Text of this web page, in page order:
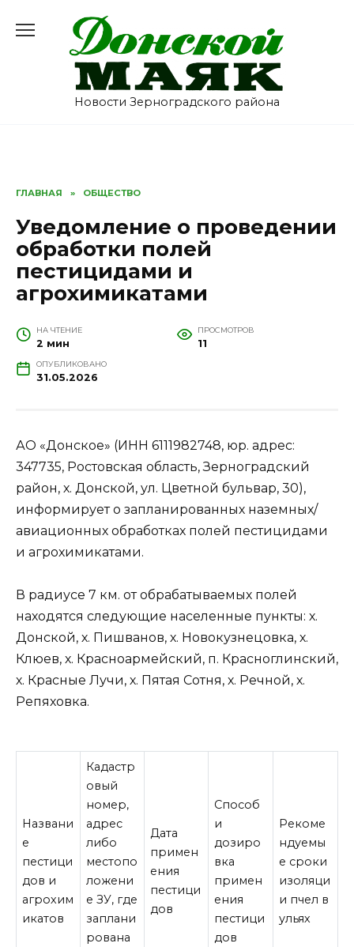
содержанию
Новости Зерноградского района
ГЛАВНАЯ » ОБЩЕСТВО
Уведомление о проведении
обработки полей
пестицидами и
агрохимикатами
НА ЧТЕНИЕ
2 мин
ПРОСМОТРОВ
11
ОПУБЛИКОВАНО
31.05.2026
АО «Донское» (ИНН 6111982748, юр. адрес:
347735, Ростовская область, Зерноградский
район, х. Донской, ул. Цветной бульвар, 30),
информирует о запланированных наземных/
авиационных обработках полей пестицидами
и агрохимикатами.
В радиусе 7 км. от обрабатываемых полей
находятся следующие населенные пункты: х.
Донской, х. Пишванов, х. Новокузнецовка, х.
Клюев, х. Красноармейский, п. Красноглинский,
х. Красные Лучи, х. Пятая Сотня, х. Речной, х.
Репяховка.
Названи
е
пестици
дов и
агрохим
икатов
Кадастр
овый
номер,
адрес
либо
местопо
ложени
е ЗУ, где
заплани
рована
Дата
примен
ения
пестици
дов
Способ
и
дозиро
вка
примен
ения
пестици
дов
Рекоме
ндуемы
е сроки
изоляци
и пчел в
ульях